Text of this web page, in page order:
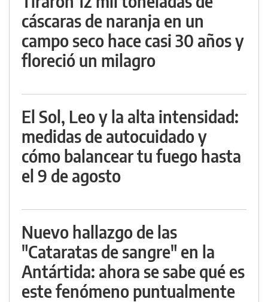
cáscaras de naranja en un
campo seco hace casi 30 años y
floreció un milagro
El Sol, Leo y la alta intensidad:
medidas de autocuidado y
cómo balancear tu fuego hasta
el 9 de agosto
Nuevo hallazgo de las
"Cataratas de sangre" en la
Antártida: ahora se sabe qué es
este fenómeno puntualmente